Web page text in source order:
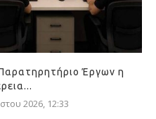
Έργων η
2026, 12:33